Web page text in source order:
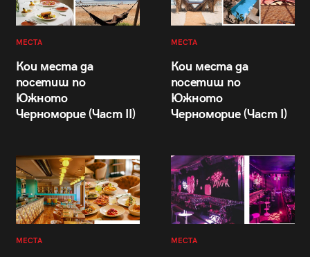
МЕСТА
Кои места да
посетиш по
Южното
Черноморие (Част II)
МЕСТА
Кои места да
посетиш по
Южното
Черноморие (Част I)
МЕСТА МЕСТА